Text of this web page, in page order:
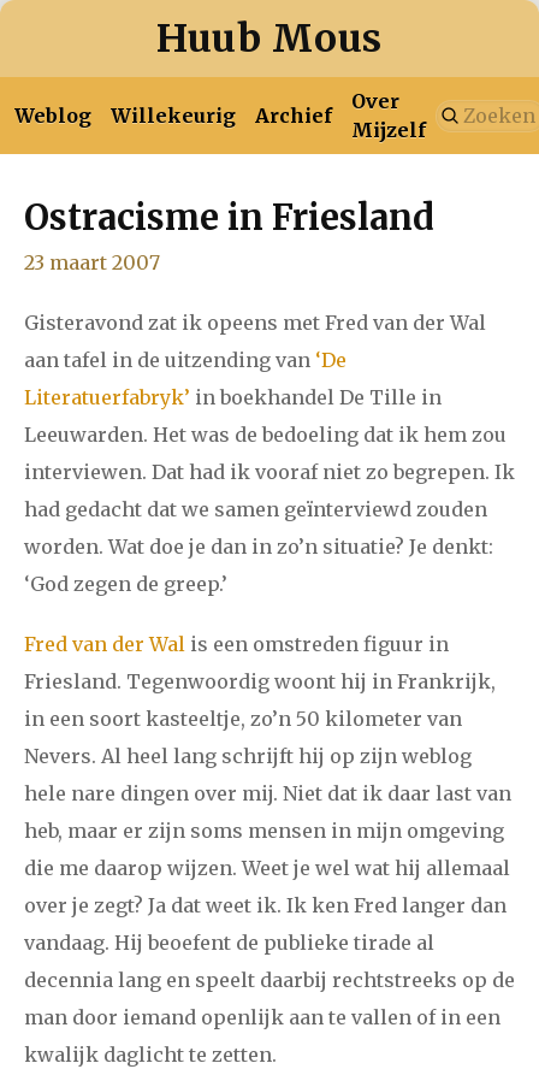
Huub Mous
Weblog Willekeurig Archief
Over
Mijzelf
januari februari maart april mei juni
augustus
2025 augustus september oktober november
december
januari februari maart april mei juni juli
september november
januari februari maart april mei juni juli
september
december
2022
januari februari maart april mei juni juli
augustus september oktober november
december
februari maart
Ostracisme in Friesland
23 maart 2007
Gisteravond zat ik opeens met Fred van der Wal
aan tafel in de uitzending van ‘De
Literatuerfabryk’ in boekhandel De Tille in
Leeuwarden. Het was de bedoeling dat ik hem zou
interviewen. Dat had ik vooraf niet zo begrepen. Ik
had gedacht dat we samen geïnterviewd zouden
worden. Wat doe je dan in zo’n situatie? Je denkt:
‘God zegen de greep.’
Fred van der Wal is een omstreden figuur in
Friesland. Tegenwoordig woont hij in Frankrijk,
in een soort kasteeltje, zo’n 50 kilometer van
Nevers. Al heel lang schrijft hij op zijn weblog
hele nare dingen over mij. Niet dat ik daar last van
heb, maar er zijn soms mensen in mijn omgeving
die me daarop wijzen. Weet je wel wat hij allemaal
over je zegt? Ja dat weet ik. Ik ken Fred langer dan
vandaag. Hij beoefent de publieke tirade al
decennia lang en speelt daarbij rechtstreeks op de
man door iemand openlijk aan te vallen of in een
kwalijk daglicht te zetten.